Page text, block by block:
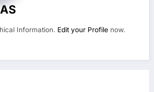
Information. Edit your Profile now.